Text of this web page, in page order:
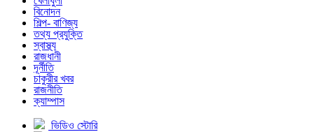
বিনোদন
শিল্প- বাণিজ্য
তথ্য প্রযুক্তি
স্বাস্থ্য
রাজধানী
দূর্নীতি
চাকুরীর খবর
রাজনীতি
ক্যাম্পাস
ভিডিও স্টোরি